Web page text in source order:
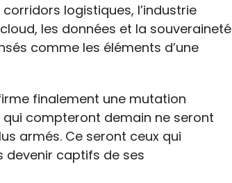
logistiques, l’industrie
les données et la souveraineté
comme les éléments d’une
finalement une mutation
qui compteront demain ne seront
armés. Ce seront ceux qui
devenir captifs de ses